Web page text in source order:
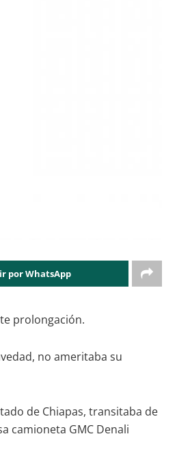
por WhatsApp
prolongación.
no ameritaba su
de Chiapas, transitaba de
camioneta GMC Denali